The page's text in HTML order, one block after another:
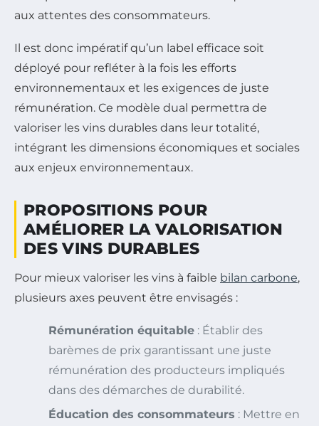
aux attentes des consommateurs.
Il est donc impératif qu’un label efficace soit
déployé pour refléter à la fois les efforts
environnementaux et les exigences de juste
rémunération. Ce modèle dual permettra de
valoriser les vins durables dans leur totalité,
intégrant les dimensions économiques et sociales
aux enjeux environnementaux.
PROPOSITIONS POUR
AMÉLIORER LA VALORISATION
DES VINS DURABLES
Pour mieux valoriser les vins à faible bilan carbone,
plusieurs axes peuvent être envisagés :
Rémunération équitable : Établir des
barèmes de prix garantissant une juste
rémunération des producteurs impliqués
dans des démarches de durabilité.
Éducation des consommateurs : Mettre en